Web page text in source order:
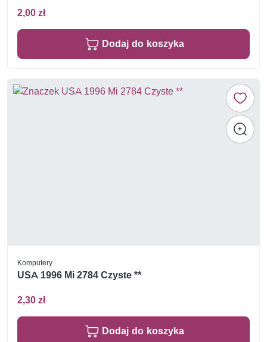
2,00 zł
Dodaj do koszyka
Komputery
USA 1996 Mi 2784 Czyste **
2,30 zł
Dodaj do koszyka